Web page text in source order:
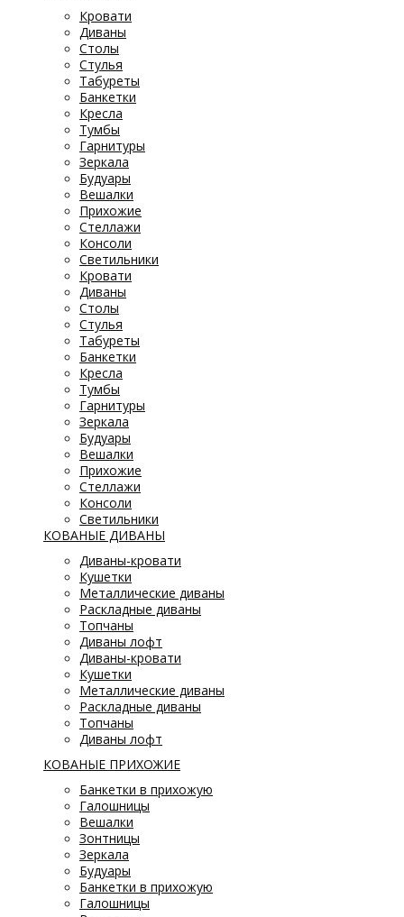
Кровати
Диваны
Столы
Стулья
Табуреты
Банкетки
Кресла
Тумбы
Гарнитуры
Зеркала
Будуары
Вешалки
Прихожие
Стеллажи
Консоли
Светильники
Кровати
Диваны
Столы
Стулья
Табуреты
Банкетки
Кресла
Тумбы
Гарнитуры
Зеркала
Будуары
Вешалки
Прихожие
Стеллажи
Консоли
Светильники
КОВАНЫЕ ДИВАНЫ
Диваны-кровати
Кушетки
Металлические диваны
Раскладные диваны
Топчаны
Диваны лофт
Диваны-кровати
Кушетки
Металлические диваны
Раскладные диваны
Топчаны
Диваны лофт
КОВАНЫЕ ПРИХОЖИЕ
Банкетки в прихожую
Галошницы
Вешалки
Зонтницы
Зеркала
Будуары
Банкетки в прихожую
Галошницы